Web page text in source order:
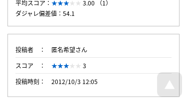
平均スコア：
3.00 （1）
ダジャレ偏差値：54.1
投稿者
匿名希望さん
スコア
3
投稿時刻
2012/10/3 12:05